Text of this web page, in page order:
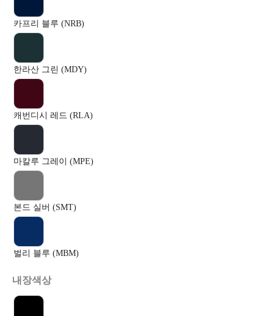
카프리 블루 (NRB)
한라산 그린 (MDY)
캐번디시 레드 (RLA)
마칼루 그레이 (MPE)
본드 실버 (SMT)
벌리 블루 (MBM)
내장색상